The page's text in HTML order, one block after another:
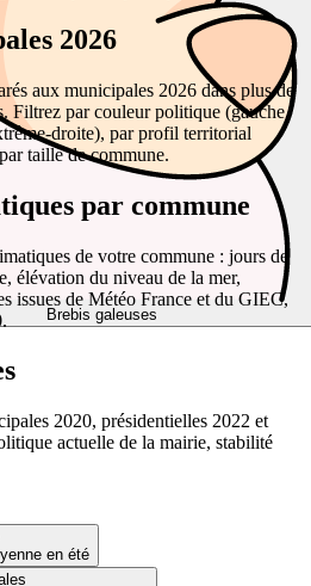
Brebis galeuses
en été
2026
aux municipales 2026 dans plus de
Filtrez par couleur politique (gauche,
droite), par profil territorial
taille de commune.
par commune
de votre commune : jours de
élévation du niveau de la mer,
issues de Météo France et du GIEC,
2020, présidentielles 2022 et
actuelle de la mairie, stabilité